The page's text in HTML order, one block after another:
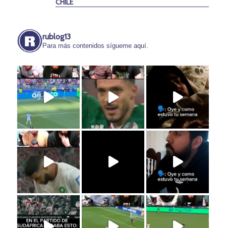
CHILE
rublog13
Para más contenidos sígueme aquí.